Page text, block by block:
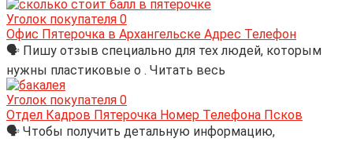
Уголок покупателя 0
Офис Пятерочка в Архангельске Адрес Телефон
🗣 Пишу отзыв специально для тех людей, которым
нужны пластиковые о . Читать весь
Уголок покупателя 0
Отдел Кадров Пятерочка Номер Телефона Псков
🗣 Чтобы получить детальную информацию,